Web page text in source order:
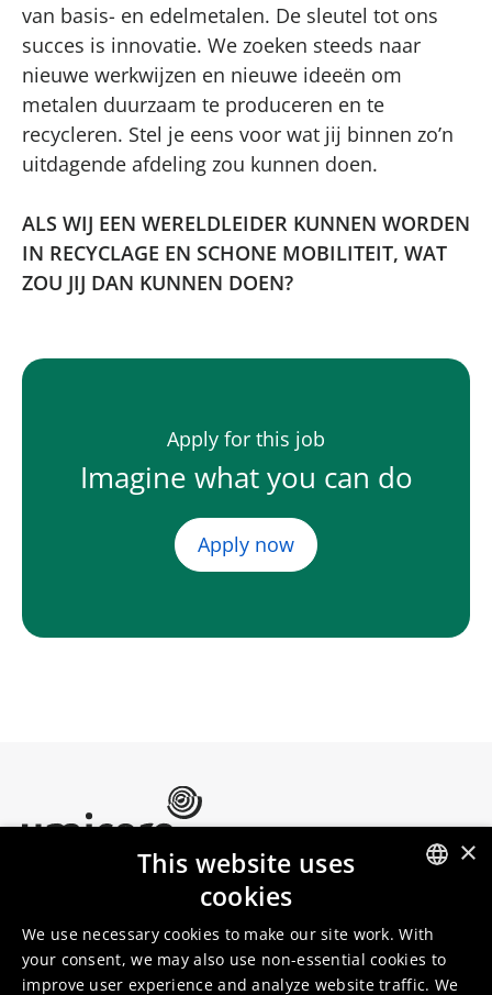
van basis- en edelmetalen. De sleutel tot ons
succes is innovatie. We zoeken steeds naar
nieuwe werkwijzen en nieuwe ideeën om
metalen duurzaam te produceren en te
recycleren. Stel je eens voor wat jij binnen zo’n
uitdagende afdeling zou kunnen doen.
ALS WIJ EEN WERELDLEIDER KUNNEN WORDEN
IN RECYCLAGE EN SCHONE MOBILITEIT, WAT
ZOU JIJ DAN KUNNEN DOEN?
Apply for this job
Imagine what you can do
Apply now
Umicore Homepage
About Umicore
Join us
×
This website uses
cookies
We use necessary cookies to make our site work. With
your consent, we may also use non-essential cookies to
improve user experience and analyze website traffic. We